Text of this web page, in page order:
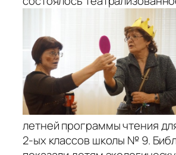
летней программы чтения
2-ых классов школы № 9.